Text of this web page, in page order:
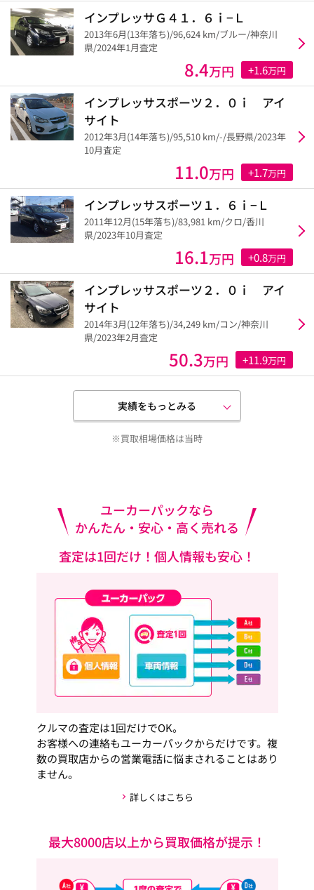
インプレッサＧ４１．６ｉ−Ｌ
2013年6月(13年落ち)/96,624 km/ブルー/神奈川
県/2024年1月査定
8.4万円 +1.6万円
インプレッサスポーツ２．０ｉ アイ
サイト
2012年3月(14年落ち)/95,510 km/-/長野県/2023年
10月査定
11.0万円 +1.7万円
インプレッサスポーツ１．６ｉ−Ｌ
2011年12月(15年落ち)/83,981 km/クロ/香川
県/2023年10月査定
16.1万円 +0.8万円
インプレッサスポーツ２．０ｉ アイ
サイト
2014年3月(12年落ち)/34,249 km/コン/神奈川
県/2023年2月査定
50.3万円 +11.9万円
実績をもっとみる
※買取相場価格は当時
ユーカーパックなら
かんたん・安心・高く売れる
査定は1回だけ！個人情報も安心！
クルマの査定は1回だけでOK。
お客様への連絡もユーカーパックからだけです。複
数の買取店からの営業電話に悩まされることはあり
ません。
詳しくはこちら
最大8000店以上から買取価格が提示！